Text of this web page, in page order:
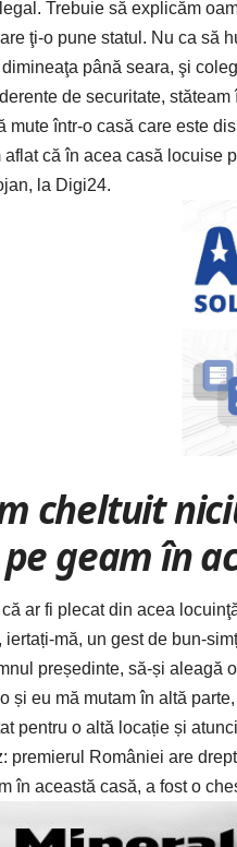
Trebuie să explicăm
ţi-o pune statul. Nu ca să
până seara, şi
de securitate,
mute într-o casă care este
aflat că în acea casă locuise
la Digi24.
cheltuit
geam în
ar fi plecat din acea
iertați-mă, un gest de bun-
președinte, să-și aleagă
și eu mă mutam în altă
pentru o altă locație și
premierul României are
în această casă, a fost o